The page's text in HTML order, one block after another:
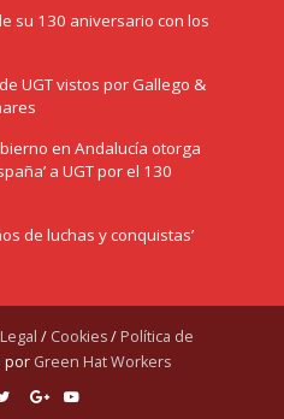
su 130 aniversario con los
UGT vistos por Gallego &
en Andalucía otorga
a UGT por el 130
de luchas y conquistas’
/ Cookies/ Política de
por Green Hat Workers